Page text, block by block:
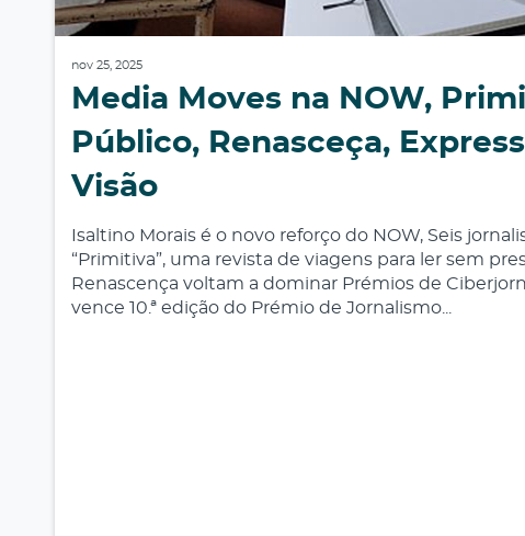
nov 25, 2025
Media Moves na NOW,
Público, Renasceça,
Visão
Isaltino Morais é o novo reforço do NOW, Seis
“Primitiva”, uma revista de viagens para ler sem
Renascença voltam a dominar Prémios de
vence 10.ª edição do Prémio de Jornalismo...